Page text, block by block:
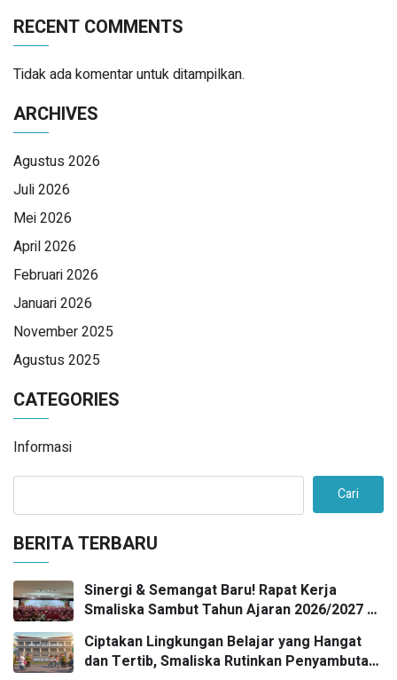
RECENT COMMENTS
Tidak ada komentar untuk ditampilkan.
ARCHIVES
Agustus 2026
Juli 2026
Mei 2026
April 2026
Februari 2026
Januari 2026
November 2025
Agustus 2025
CATEGORIES
Informasi
Cari
BERITA TERBARU
Sinergi & Semangat Baru! Rapat Kerja
Smaliska Sambut Tahun Ajaran 2026/2027 di
Ciptakan Lingkungan Belajar yang Hangat
dan Tertib, Smaliska Rutinkan Penyambutan